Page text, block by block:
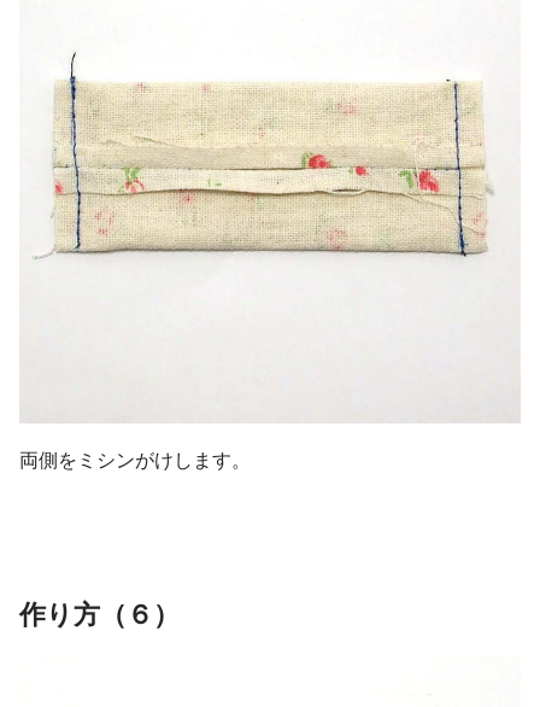
両側をミシンがけします。
作り方（６）